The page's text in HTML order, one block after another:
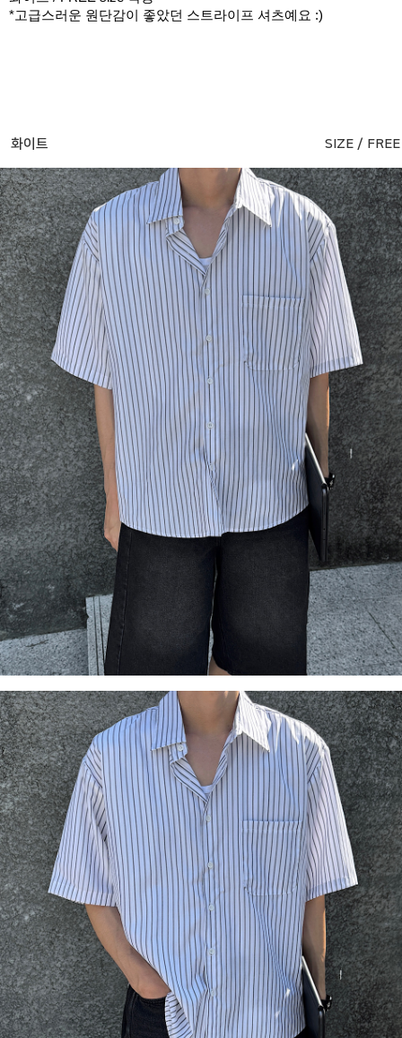
*고급스러운 원단감이 좋았던 스트라이프 셔츠예요 :)
화이트 SIZE / FREE